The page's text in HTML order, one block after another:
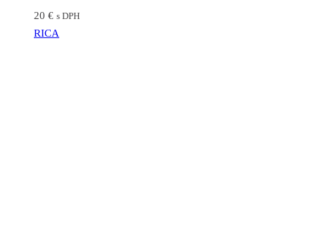
20 € s DPH
RICA